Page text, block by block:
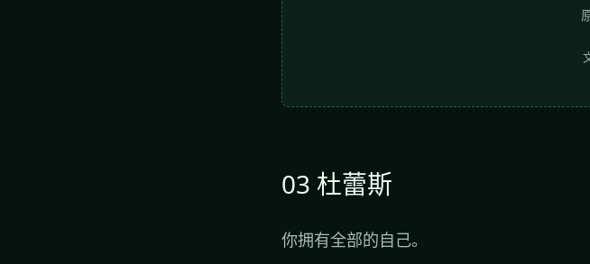
03 杜蕾斯
你拥有全部的自己。